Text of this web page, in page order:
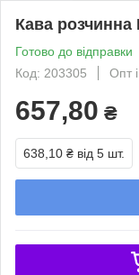
Кава розчинна
Готово до відправки
Код: 203305
Опт
657,80 ₴
638,10 ₴ від 5 шт.